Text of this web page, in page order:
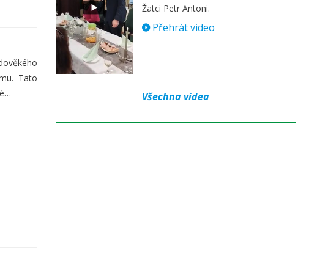
Tato
Žatci Petr Antoni.
Přehrát video
Všechna videa